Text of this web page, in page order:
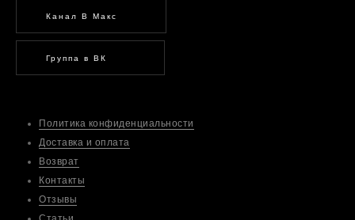
Политика конфиденциальности
Доставка и оплата
Возврат
Контакты
Отзывы
Канал В Макс
Группа в ВК